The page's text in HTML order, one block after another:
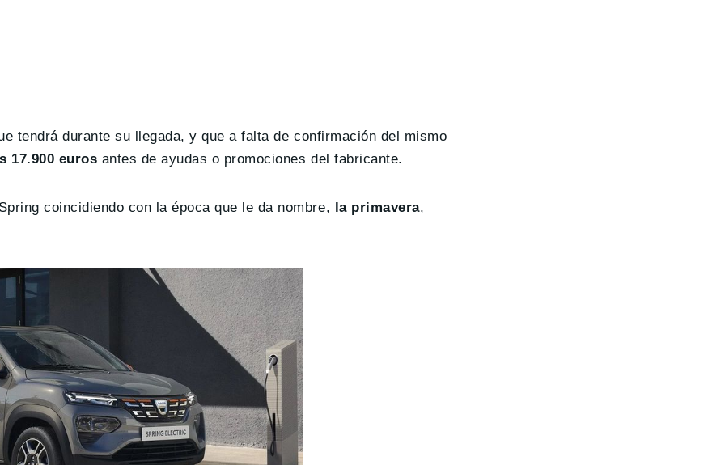
tendrá durante su llegada, y que a falta de confirmación del mismo
17.900 euros antes de ayudas o promociones del fabricante.
coincidiendo con la época que le da nombre, la primavera,